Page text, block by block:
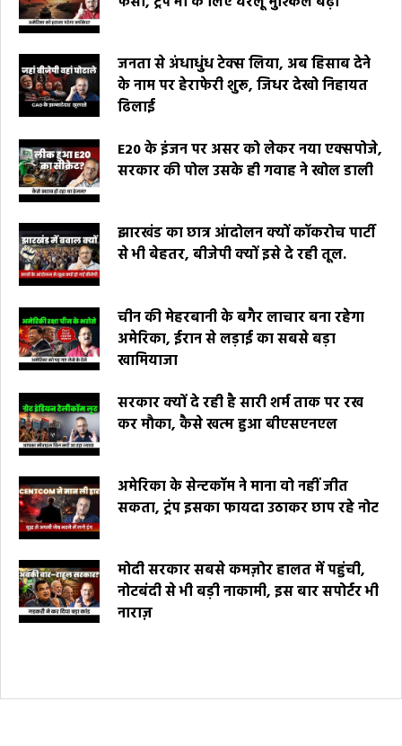
जनता से अंधाधुंध टेक्स लिया, अब हिसाब देने
के नाम पर हेराफेरी शुरू, जिधर देखो निहायत
ढिलाई
E20 के इंजन पर असर को लेकर नया एक्सपोजे,
सरकार की पोल उसके ही गवाह ने खोल डाली
झारखंड का छात्र आंदोलन क्यों कॉकरोच पार्टी
से भी बेहतर, बीजेपी क्यों इसे दे रही तूल.
चीन की मेहरबानी के बगैर लाचार बना रहेगा
अमेरिका, ईरान से लड़ाई का सबसे बड़ा
खामियाजा
सरकार क्यों दे रही है सारी शर्म ताक पर रख
कर मौका, कैसे खत्म हुआ बीएसएनएल
अमेरिका के सेन्टकॉम ने माना वो नहीं जीत
सकता, ट्रंप इसका फायदा उठाकर छाप रहे नोट
मोदी सरकार सबसे कमज़ोर हालत में पहुंची,
नोटबंदी से भी बड़ी नाकामी, इस बार सपोर्टर भी
नाराज़